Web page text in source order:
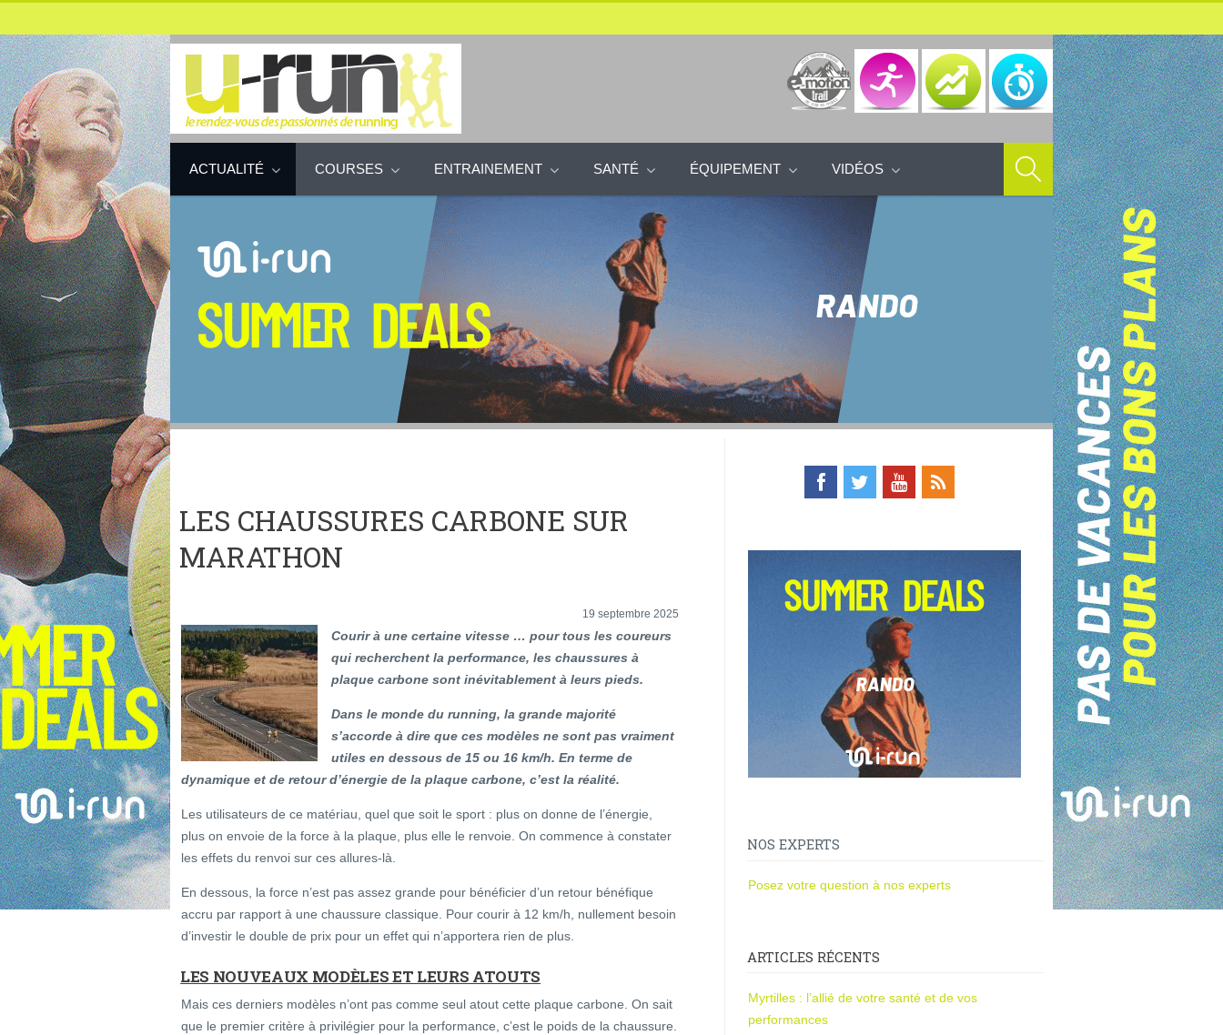
ACTUALITÉ COURSES ENTRAINEMENT SANTÉ ÉQUIPEMENT VIDÉOS
LES CHAUSSURES CARBONE SUR
MARATHON
19 septembre 2025
Courir à une certaine vitesse … pour tous les coureurs
qui recherchent la performance, les chaussures à
plaque carbone sont inévitablement à leurs pieds.
Dans le monde du running, la grande majorité
s’accorde à dire que ces modèles ne sont pas vraiment
utiles en dessous de 15 ou 16 km/h. En terme de
dynamique et de retour d’énergie de la plaque carbone, c’est la réalité.
Les utilisateurs de ce matériau, quel que soit le sport : plus on donne de l’énergie,
plus on envoie de la force à la plaque, plus elle le renvoie. On commence à constater
les effets du renvoi sur ces allures-là.
En dessous, la force n’est pas assez grande pour bénéficier d’un retour bénéfique
accru par rapport à une chaussure classique. Pour courir à 12 km/h, nullement besoin
d’investir le double de prix pour un effet qui n’apportera rien de plus.
LES NOUVEAUX MODÈLES ET LEURS ATOUTS
Mais ces derniers modèles n’ont pas comme seul atout cette plaque carbone. On sait
que le premier critère à privilégier pour la performance, c’est le poids de la chaussure.
NOS EXPERTS
Posez votre question à nos experts
ARTICLES RÉCENTS
Myrtilles : l’allié de votre santé et de vos
performances